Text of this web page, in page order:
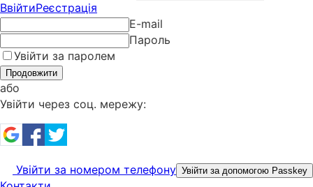
ВвійтиРеєстрація
E-mail
Пароль
Увійти за паролем
Продовжити
або
Увійти через соц. мережу:
Увійти за номером телефону Увійти за допомогою Passkey